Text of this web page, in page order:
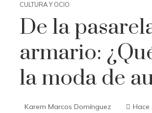
CULTURA Y OCIO
De la
armario:
la moda de
Karem Marcos Domínguez Hace